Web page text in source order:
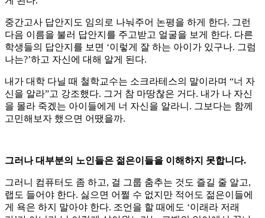
중간고사 답안지도 임의로 나눠주어 논평을 하게 한다. 그런
다음 이름을 불러 답안지를 주고받고 얼굴을 보게 한다. 다른
학생들의 답안지를 보면 ‘이렇게 잘 하는 아이가 있구나. 그럼
나는?’하고 자신에 대해 알게 된다.
내가 대학 다닐 때 철학교수는 소크라테스의 말이라며 “너 자
신을 알라”고 강조했다. 그거 참 마땅찮은 거다. 내가 나 자신
을 몰라 죽겠는 아이들에게 너 자신을 알라니. 그보다는 함께
고민해보자 했으면 어땠을까.
그러나 대부분의 노인들은 젊은이들을 이해하지 못합니다.
그러니 컴퓨터도 좀 하고, 걸 그룹 춤추는 것도 즐길 줄 알고,
랩도 들어야 한다. 싫으면 어쩔 수 없지만 적어도 젊은이들에
게 욕은 하지 말아야 한다. 조언을 할 때에도 ‘이래라 저래